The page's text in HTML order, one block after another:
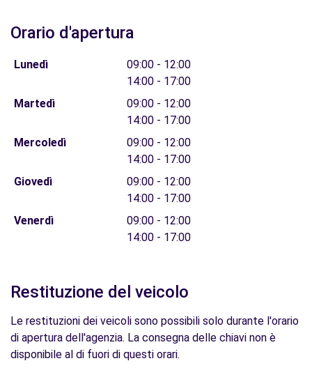
Orario d'apertura
Lunedì
09:00 - 12:00
14:00 - 17:00
Martedì
09:00 - 12:00
14:00 - 17:00
Mercoledì
09:00 - 12:00
14:00 - 17:00
Giovedì
09:00 - 12:00
14:00 - 17:00
Venerdì
09:00 - 12:00
14:00 - 17:00
Restituzione del veicolo
Le restituzioni dei veicoli sono possibili solo durante l'orario
di apertura dell'agenzia. La consegna delle chiavi non è
disponibile al di fuori di questi orari.